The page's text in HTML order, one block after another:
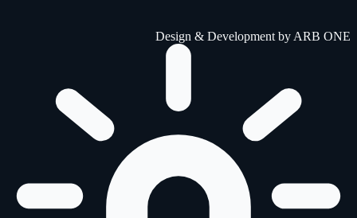
Design & Development by ARB ONE